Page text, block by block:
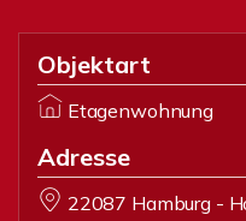
Objektart
Etagenwohnung
Adresse
22087 Hamburg -